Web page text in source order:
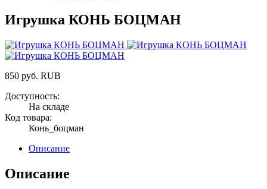
Игрушка КОНЬ БОЦМАН
850 руб. RUB
Доступность:
На складе
Код товара:
Конь_боцман
Описание
Описание